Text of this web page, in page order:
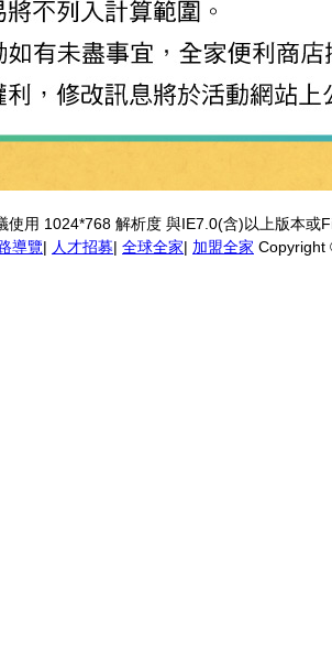
使用 1024*768 解析度 與IE7.0(含)以上版本或
導覽| 人才招募| 全球全家| 加盟全家 Copyright